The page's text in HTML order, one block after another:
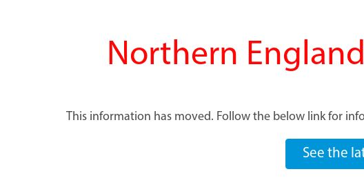
Northern
This information has moved. Follow the below link for
See the